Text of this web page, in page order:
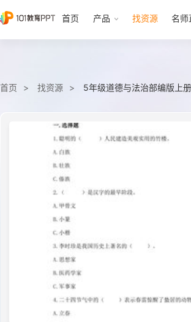
首页 产品 找资源 名师
首页 找资源 5年级道德与法治部编版上